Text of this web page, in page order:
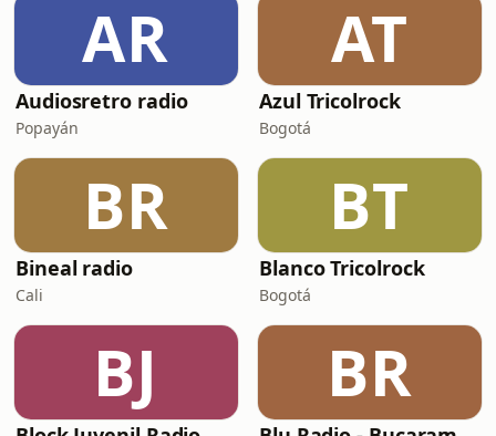
AR
Audiosretro radio
Popayán
AT
Azul Tricolrock
Bogotá
BR
Bineal radio
Cali
BT
Blanco Tricolrock
Bogotá
BJ BR